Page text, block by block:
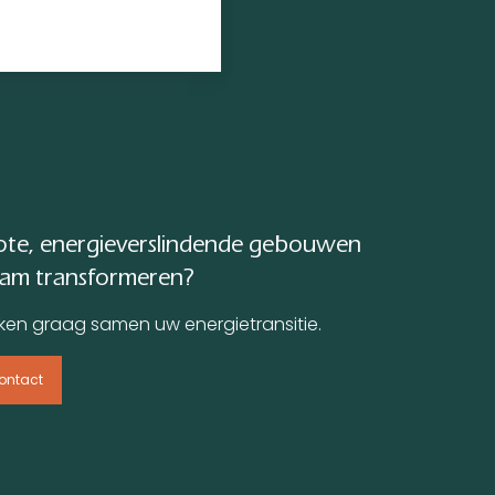
energieverslindende gebouwen
transformeren?
graag samen uw energietransitie.